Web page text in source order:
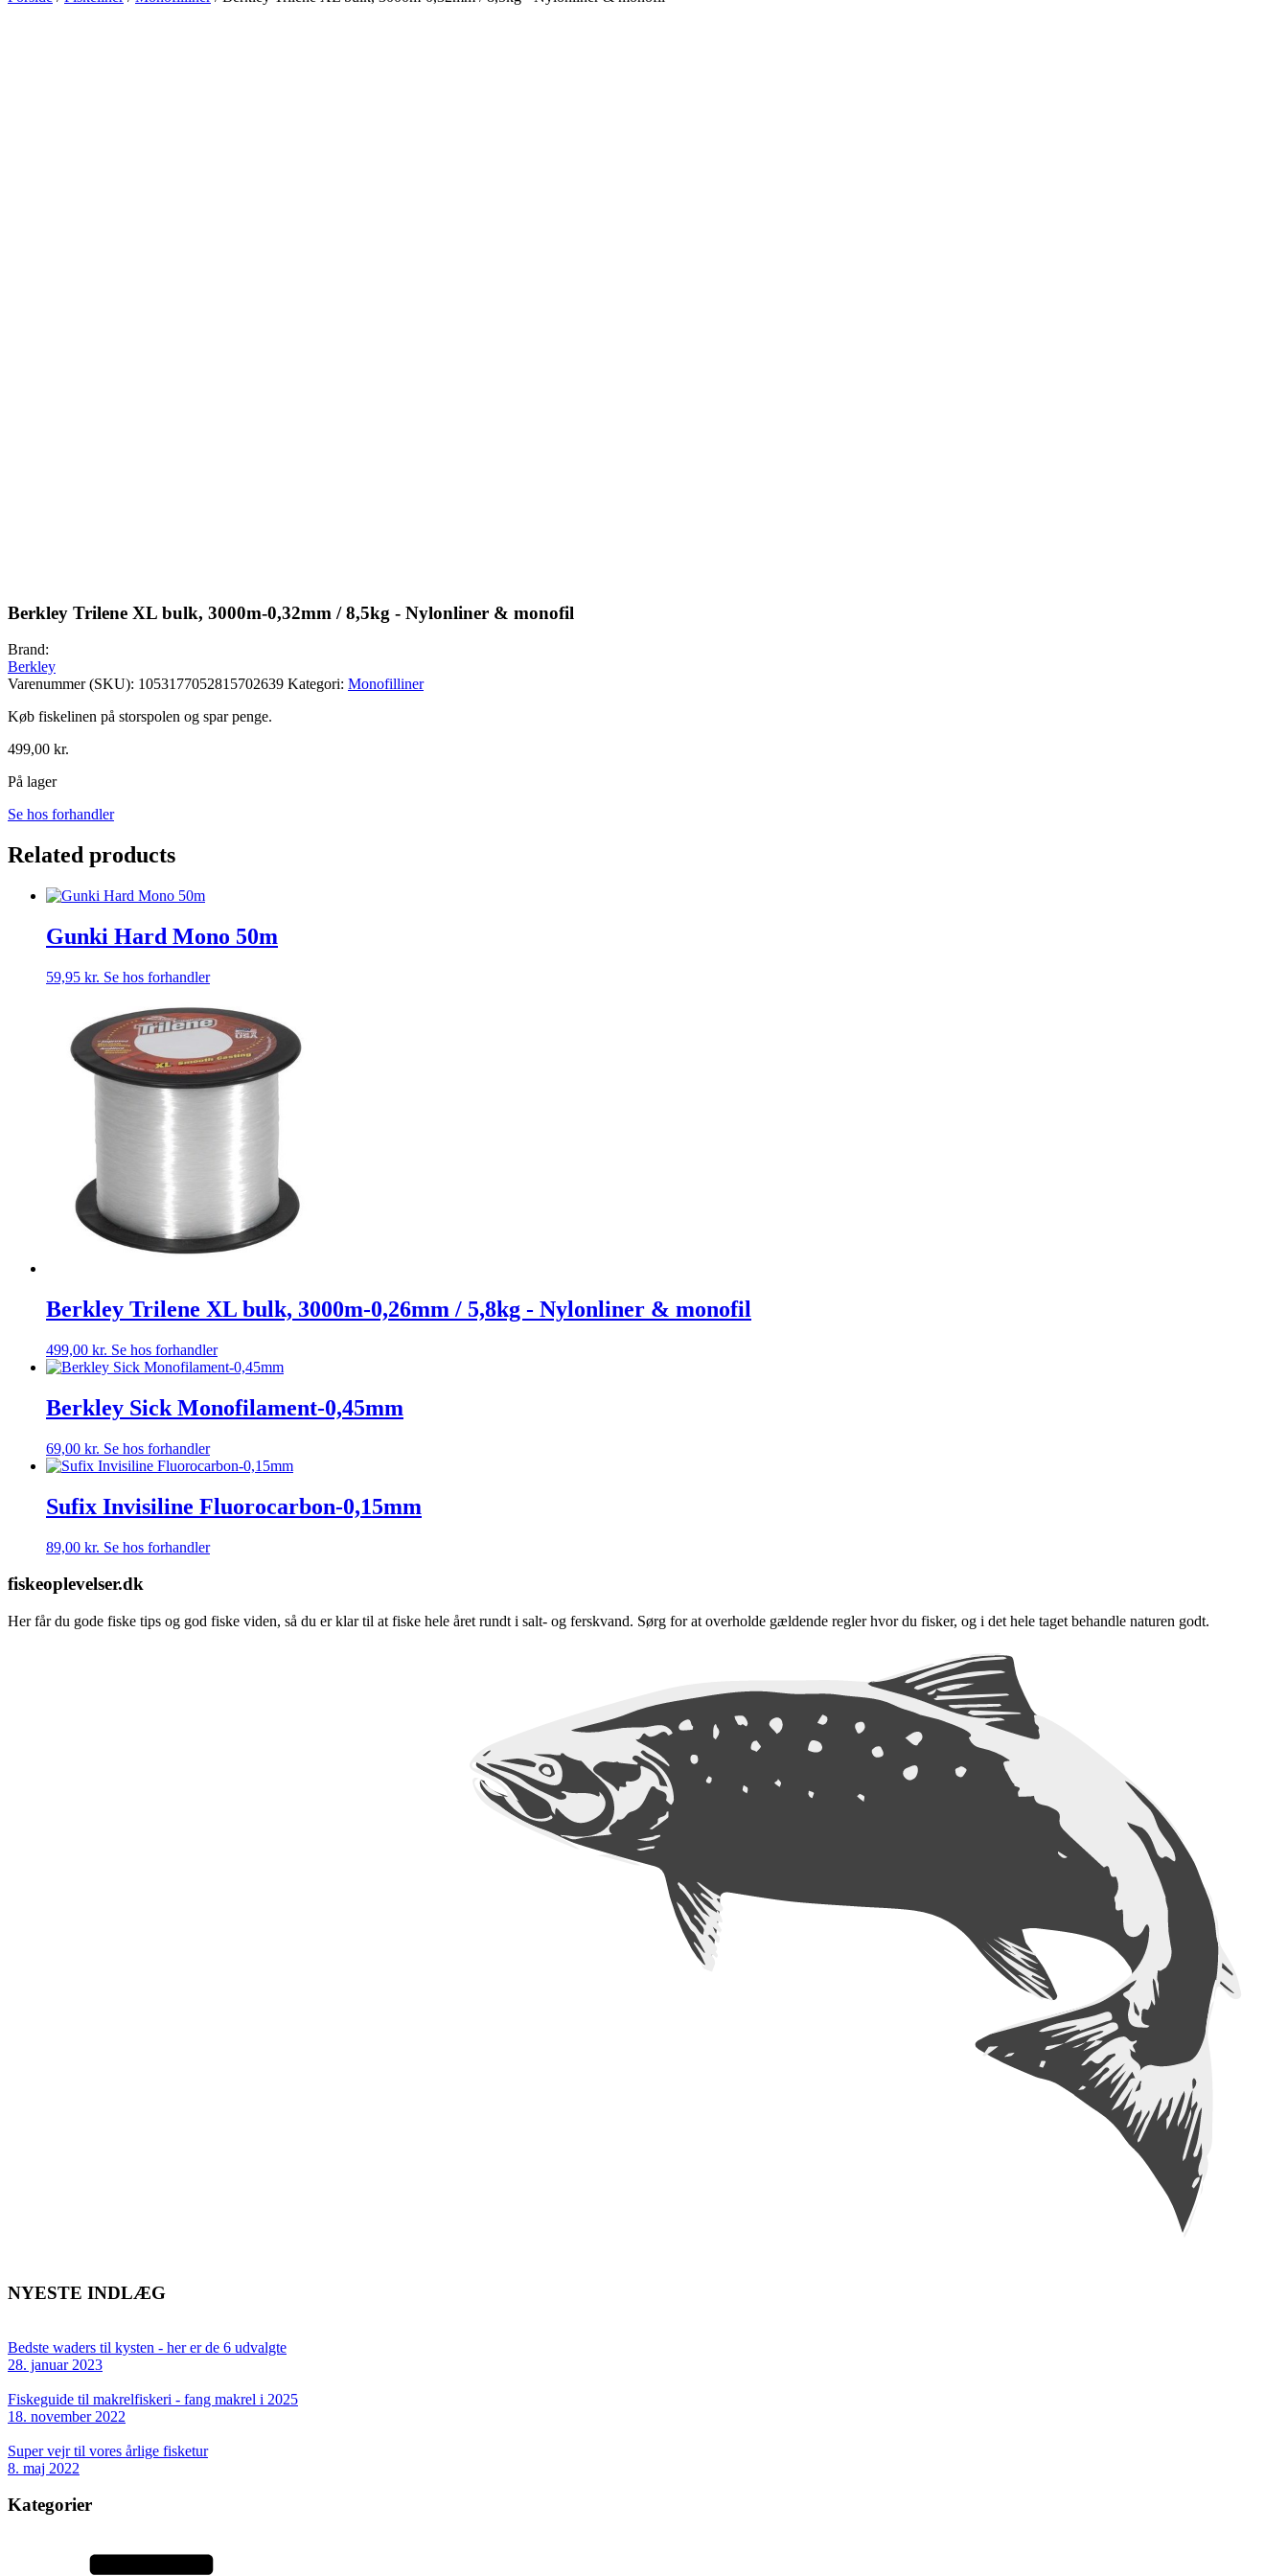
Berkley Trilene XL bulk, 3000m-0,32mm / 8,5kg - Nylonliner & monofil
Brand:
Berkley
Varenummer (SKU): 1053177052815702639 Kategori: Monofilliner
Køb fiskelinen på storspolen og spar penge.
499,00 kr.
På lager
Se hos forhandler
Related products
Gunki Hard Mono 50m
59,95 kr. Se hos forhandler
Berkley Trilene XL bulk, 3000m-0,26mm / 5,8kg - Nylonliner & monofil
499,00 kr. Se hos forhandler
Berkley Sick Monofilament-0,45mm
69,00 kr. Se hos forhandler
Sufix Invisiline Fluorocarbon-0,15mm
89,00 kr. Se hos forhandler
fiskeoplevelser.dk
Her får du gode fiske tips og god fiske viden, så du er klar til at fiske hele året rundt i salt- og ferskvand. Sørg for at overholde gældende regler hvor du fisker, og i det hele taget behandle naturen godt.
NYESTE INDLÆG
Bedste waders til kysten - her er de 6 udvalgte
28. januar 2023
Fiskeguide til makrelfiskeri - fang makrel i 2025
18. november 2022
Super vejr til vores årlige fisketur
8. maj 2022
Kategorier